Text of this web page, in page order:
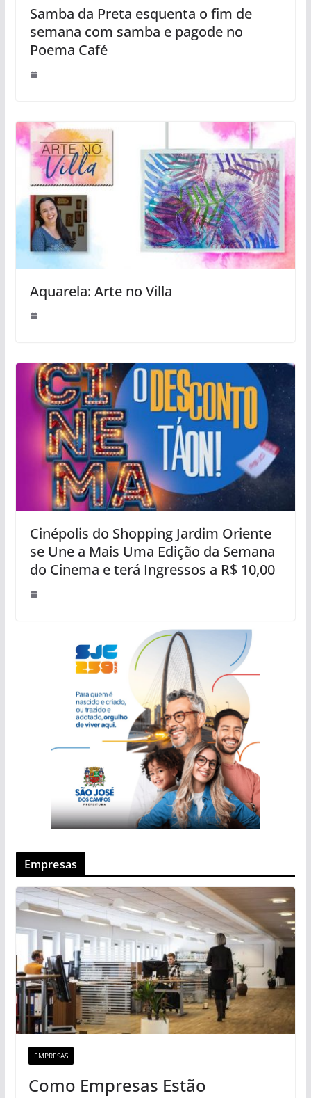
Samba da Preta esquenta o fim de
semana com samba e pagode no
Poema Café
Aquarela: Arte no Villa
Cinépolis do Shopping Jardim Oriente
se Une a Mais Uma Edição da Semana
do Cinema e terá Ingressos a R$ 10,00
Empresas
EMPRESAS
Como Empresas Estão